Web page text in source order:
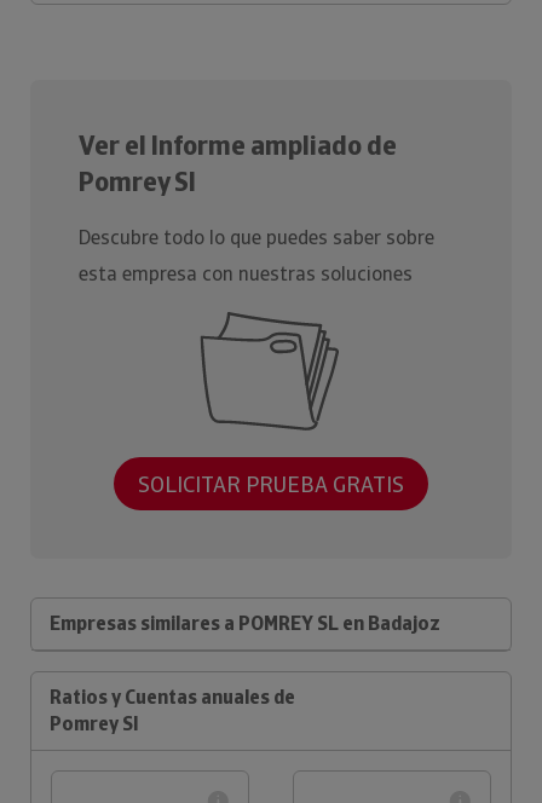
Ver el Informe ampliado de
Pomrey Sl
Descubre todo lo que puedes saber sobre
esta empresa con nuestras soluciones
SOLICITAR PRUEBA GRATIS
Empresas similares a POMREY SL en Badajoz
Ratios y Cuentas anuales de
Pomrey Sl